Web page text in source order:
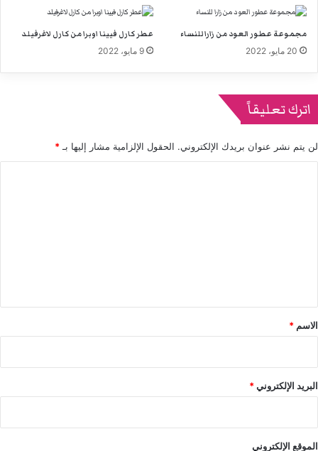
مجموعة عطور العود من زارا للنساء
20 مايو، 2022
عطر كارل فيينا اوبرا من كارل لاغرفيلد
9 مايو، 2022
اترك تعليقاً
لن يتم نشر عنوان بريدك الإلكتروني. الحقول الإلزامية مشار إليها بـ *
*
الاسم *
البريد الإلكتروني*
الموقع الإلكتروني